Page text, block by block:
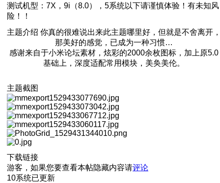
测试机型：7X，9i（8.0），5系统以下请谨慎体验！有未知风
险！！
主题介绍 你真的很难说出来此主题哪里好，但就是不舍离开
那美好的感觉，已成为一种习惯…
感谢来自于小米论坛素材，炫彩的2000余枚图标，加上原5.0
基础上，深度适配常用模块，美奂美伦。
主题截图
下载链接
游客，如果您要查看本帖隐藏内容请评论
10系统已更新